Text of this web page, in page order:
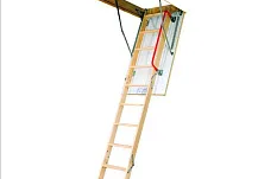
Складная чердачная лестница
свободное пространство в
и убирается для хранения в
Утепленная крышка люка
холодного воздуха в жилое
в наших суровых
Специальные